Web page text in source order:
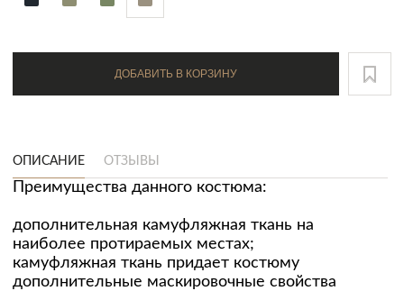
ДОБАВИТЬ В КОРЗИНУ
ОПИСАНИЕ ОТЗЫВЫ
Преимущества данного костюма:
дополнительная камуфляжная ткань на
наиболее протираемых местах;
камуфляжная ткань придает костюму
дополнительные маскировочные свойства